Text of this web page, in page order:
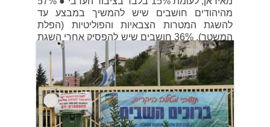
מהיהודים חושבים שיש להמשיך במבצע עד
להשגת המטרות הצבאיות והפוליטיות (הפלת
המשטר), 36% חושבים שיש להפסיק אחרי השגת
המטרות הצבאיות בלבד.
05 במרץ 2026